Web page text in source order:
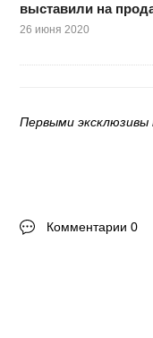
выставили на
26 июня 2020
Первыми эксклюзивы
Комментарии 0